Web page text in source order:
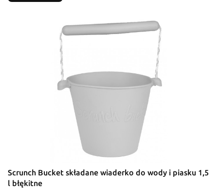
Scrunch Bucket składane wiaderko do wody i piasku 1,5
l błękitne